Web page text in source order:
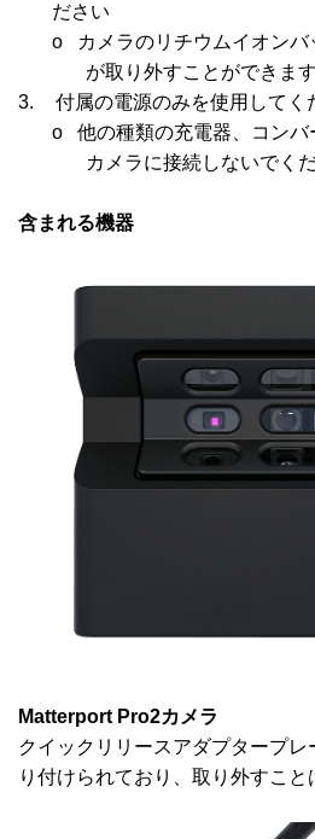
ださい
o
カメラのリチウムイオン
が取り外すことができます
3.
付属の電源のみを使用してく
o
他の種類の充電器、コン
カメラに接続しないでくだ
含まれる機器
Matterport Pro2カメラ
クイックリリースアダプタープ
り付けられており、取り外すこと